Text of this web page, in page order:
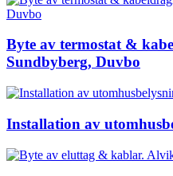
Byte av termostat &
Sundbyberg, Duvbo
Installation av